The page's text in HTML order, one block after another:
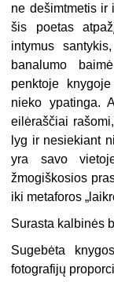
ne dešimtmetis
šis poetas
intymus
banalumo
penktoje
nieko ypatinga.
eilėraščiai
lyg ir nesiekiant
yra savo
žmogiškosios
iki metaforos
Surasta kalbinės
Sugebėta
fotografijų